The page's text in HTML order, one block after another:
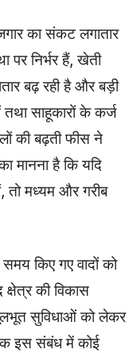
का संकट लगातार
पर निर्भर हैं, खेती
बढ़ रही है और बड़ी
तथा साहूकारों के कर्ज
की बढ़ती फीस ने
मानना है कि यदि
तो मध्यम और गरीब
किए गए वादों को
की विकास
सुविधाओं को लेकर
इस संबंध में कोई